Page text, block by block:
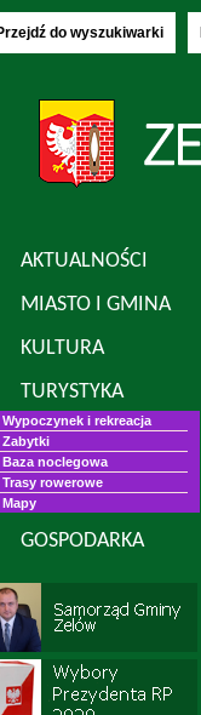
do wyszukiwarki
AKTUALNOŚCI
MIASTO I GMINA
KULTURA
TURYSTYKA
Wypoczynek i rekreacja
Zabytki
Baza noclegowa
Trasy rowerowe
Mapy
GOSPODARKA